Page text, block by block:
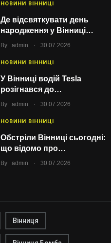
НОВИНИ ВІННИЦІ
Де відсвяткувати день
народження у Вінниці…
By admin . 30.07.2026
НОВИНИ ВІННИЦІ
У Вінниці водій Tesla
розігнався до…
By admin . 30.07.2026
НОВИНИ ВІННИЦІ
Обстріли Вінниці сьогодні:
що відомо про…
By admin . 30.07.2026
Вінниця